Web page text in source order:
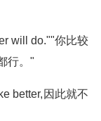
will do.""你比较
行。"
better,因此就不